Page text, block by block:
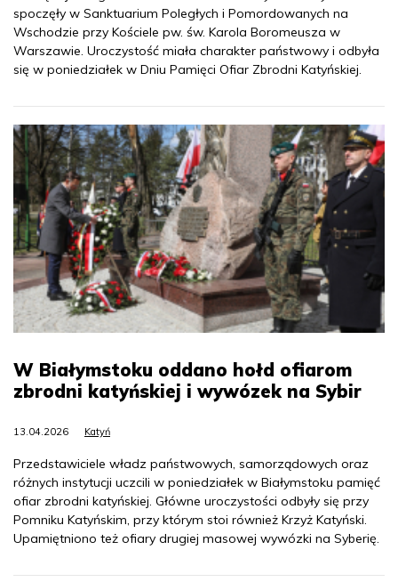
spoczęły w Sanktuarium Poległych i Pomordowanych na
Wschodzie przy Kościele pw. św. Karola Boromeusza w
Warszawie. Uroczystość miała charakter państwowy i odbyła
się w poniedziałek w Dniu Pamięci Ofiar Zbrodni Katyńskiej.
W Białymstoku oddano hołd ofiarom
zbrodni katyńskiej i wywózek na Sybir
13.04.2026 Katyń
Przedstawiciele władz państwowych, samorządowych oraz
różnych instytucji uczcili w poniedziałek w Białymstoku pamięć
ofiar zbrodni katyńskiej. Główne uroczystości odbyły się przy
Pomniku Katyńskim, przy którym stoi również Krzyż Katyński.
Upamiętniono też ofiary drugiej masowej wywózki na Syberię.